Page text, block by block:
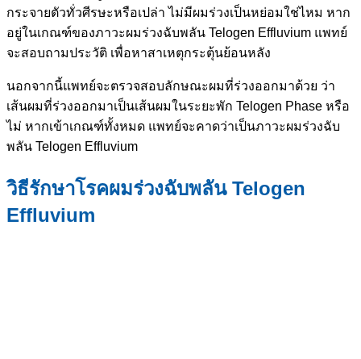
กระจายตัวทั่วศีรษะหรือเปล่า ไม่มีผมร่วงเป็นหย่อมใช่ไหม หาก
อยู่ในเกณฑ์ของภาวะผมร่วงฉับพลัน Telogen Effluvium แพทย์
จะสอบถามประวัติ เพื่อหาสาเหตุกระตุ้นย้อนหลัง
นอกจากนี้แพทย์จะตรวจสอบลักษณะผมที่ร่วงออกมาด้วย ว่า
เส้นผมที่ร่วงออกมาเป็นเส้นผมในระยะพัก Telogen Phase หรือ
ไม่ หากเข้าเกณฑ์ทั้งหมด แพทย์จะคาดว่าเป็นภาวะผมร่วงฉับ
พลัน Telogen Effluvium
วิธีรักษาโรคผมร่วงฉับพลัน Telogen
Effluvium